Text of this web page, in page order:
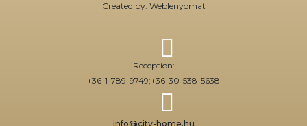
Created by: Weblenyomat
Reception:
+36-1-789-9749;+36-30-538-5638
info@city-home.hu